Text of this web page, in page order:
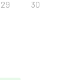
29
30